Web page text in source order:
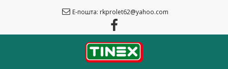
Е-пошта: rkprolet62@yahoo.com